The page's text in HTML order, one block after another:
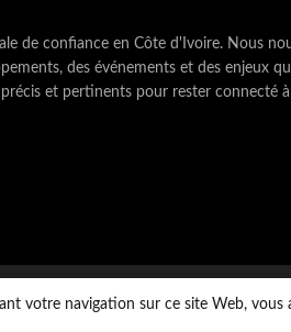
de confiance en Côte d'Ivoire. Nous
des événements et des enjeux
et pertinents pour rester connecté à
votre navigation sur ce site Web,